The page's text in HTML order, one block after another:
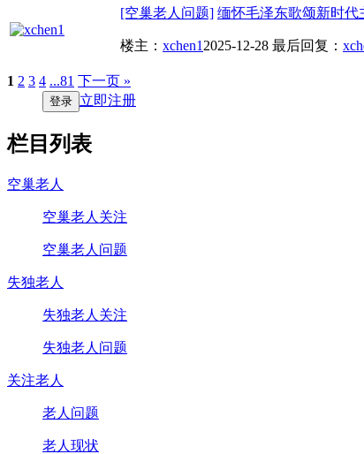
[空巢老人问题] 缅怀毛泽东歌颂新时
楼主： xchen1 2025-12-28 最后回复：
1 2 3 4 ...81 下一页 »
登录 立即注册
栏目列表
空巢老人
空巢老人关注
空巢老人问题
失独老人
失独老人关注
失独老人问题
关注老人
老人问题
老人现状